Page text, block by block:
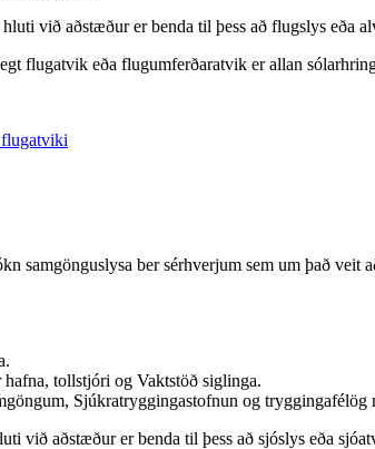
við aðstæður er benda til þess að flugslys eða
flugatvik eða flugumferðaratvik er allan
samgönguslysa ber sérhverjum sem um það veit
tollstjóri og Vaktstöð siglinga.
Sjúkratryggingastofnun og
við aðstæður er benda til þess að sjóslys eða